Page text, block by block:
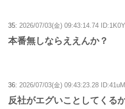
35: 2026/07/03(金) 09:43:14.74
本番無しならええんか？
36: 2026/07/03(金) 09:43:23.28
反社がエグいことしてくる